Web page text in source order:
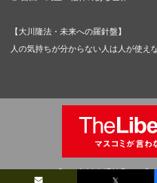
𝕏
【大川隆法・未来への羅針盤】
人の気持ちが分からない人は人が使え
Copyright © IRH Press